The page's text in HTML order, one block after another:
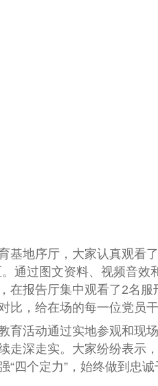
基地序厅，大家认真观看
通过图文资料、视频音效
在报告厅集中观看了2名 服
比，给在场的每一位党员
育活动通过实地参观和现
走深走实。大家纷纷表示
“四个定力”，始终做到忠